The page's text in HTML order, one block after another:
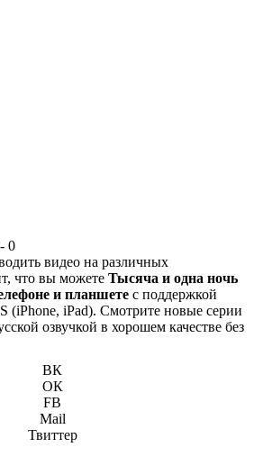
0
видео на различных
что вы можете Тысяча и одна ночь
и планшете с поддержкой
(iPhone, iPad). Смотрите новые серии
озвучкой в хорошем качестве без
ВК
ОК
FB
Mail
Твиттер